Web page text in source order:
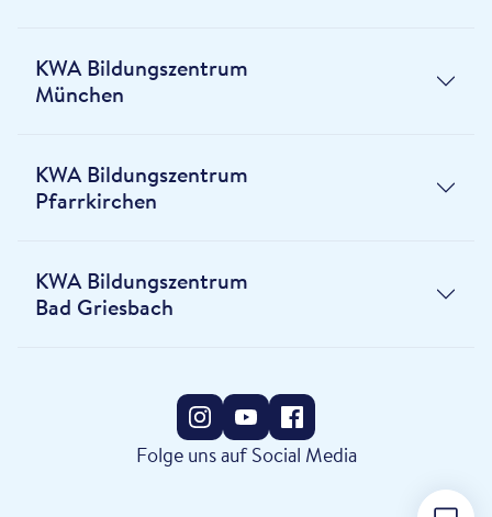
KWA Bildungszentrum
München
KWA Bildungszentrum
Pfarrkirchen
KWA Bildungszentrum
Bad Griesbach
Folge uns auf Social Media